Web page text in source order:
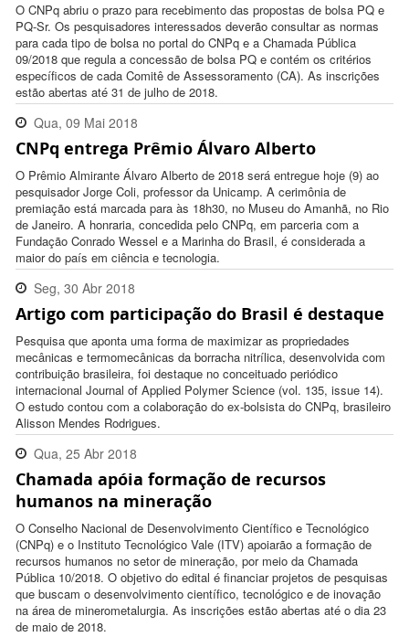
O CNPq abriu o prazo para recebimento das propostas de bolsa PQ e
PQ-Sr. Os pesquisadores interessados deverão consultar as normas
para cada tipo de bolsa no portal do CNPq e a Chamada Pública
09/2018 que regula a concessão de bolsa PQ e contém os critérios
específicos de cada Comitê de Assessoramento (CA). As inscrições
estão abertas até 31 de julho de 2018.
Qua, 09 Mai 2018
11:19:00 -0300
CNPq entrega Prêmio Álvaro Alberto
O Prêmio Almirante Álvaro Alberto de 2018 será entregue hoje (9) ao
pesquisador Jorge Coli, professor da Unicamp. A cerimônia de
premiação está marcada para às 18h30, no Museu do Amanhã, no Rio
de Janeiro. A honraria, concedida pelo CNPq, em parceria com a
Fundação Conrado Wessel e a Marinha do Brasil, é considerada a
maior do país em ciência e tecnologia.
Seg, 30 Abr 2018
16:14:00 -0300
Artigo com participação do Brasil é destaque
Pesquisa que aponta uma forma de maximizar as propriedades
mecânicas e termomecânicas da borracha nitrílica, desenvolvida com
contribuição brasileira, foi destaque no conceituado periódico
internacional Journal of Applied Polymer Science (vol. 135, issue 14).
O estudo contou com a colaboração do ex-bolsista do CNPq, brasileiro
Alisson Mendes Rodrigues.
Qua, 25 Abr 2018
17:43:00 -0300
Chamada apóia formação de recursos
humanos na mineração
O Conselho Nacional de Desenvolvimento Científico e Tecnológico
(CNPq) e o Instituto Tecnológico Vale (ITV) apoiarão a formação de
recursos humanos no setor de mineração, por meio da Chamada
Pública 10/2018. O objetivo do edital é financiar projetos de pesquisas
que buscam o desenvolvimento científico, tecnológico e de inovação
na área de minerometalurgia. As inscrições estão abertas até o dia 23
de maio de 2018.